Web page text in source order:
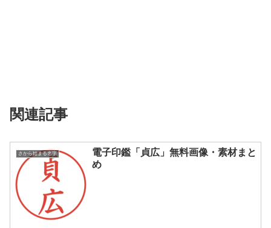
関連記事
さから始まる名字
電子印鑑「貞広」無料画像・素材まと
め